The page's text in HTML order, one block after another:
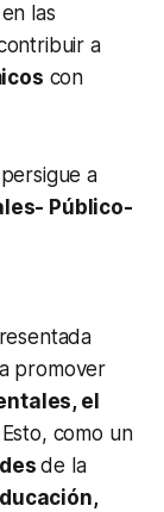
las
a
con
a
Público-
promover
el
Esto, como un
de la